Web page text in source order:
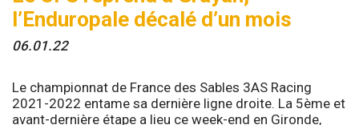
l’Enduropale décalé d’un mois
06.01.22
Le championnat de France des Sables 3AS Racing
2021-2022 entame sa dernière ligne droite. La 5ème et
avant-dernière étape a lieu ce week-end en Gironde,